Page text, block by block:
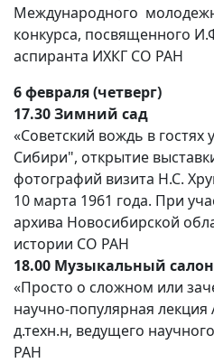
Международного
конкурса, посвященного
аспиранта ИХКГ СО РАН
6 февраля (четверг)
17.30 Зимний сад
«Советский вождь в гостях
Сибири", открытие
фотографий визита Н.С.
10 марта 1961 года. При
архива Новосибирской
истории СО РАН
18.00 Музыкальный салон
«Просто о сложном или
научно-популярная лекция
д.техн.н, ведущего
РАН